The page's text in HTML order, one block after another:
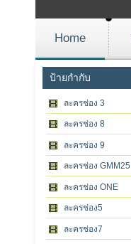
Home
ป้ายกำกับ
ละครช่อง 3
ละครช่อง 8
ละครช่อง 9
ละครช่อง GMM25
ละครช่อง ONE
ละครช่อง5
ละครช่อง7